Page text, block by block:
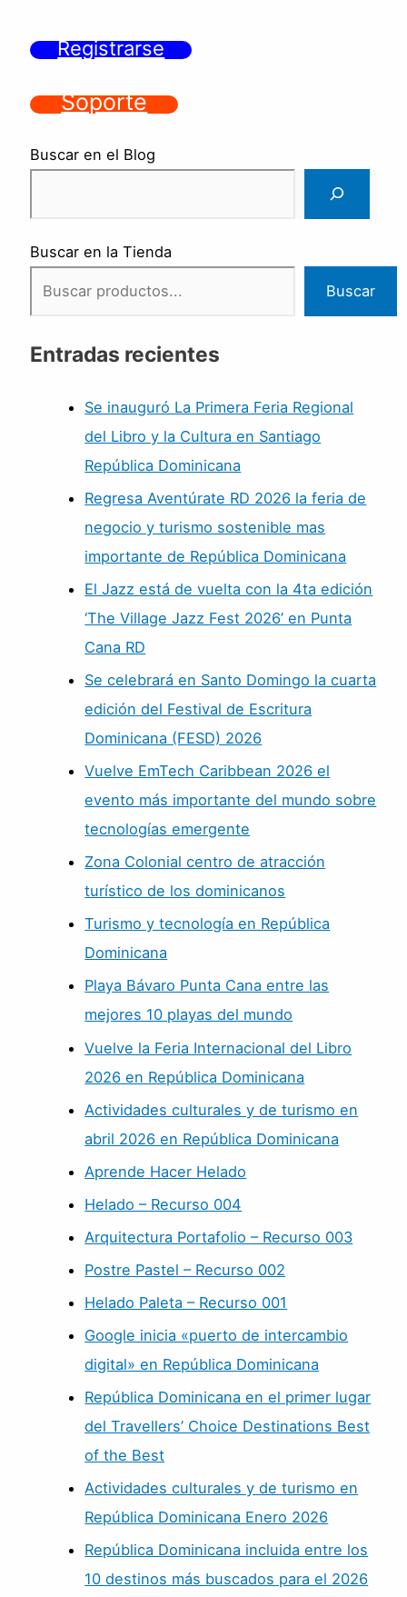
Registrarse
Soporte
Buscar en el Blog
Buscar en la Tienda
Buscar
Entradas recientes
Se inauguró La Primera Feria Regional
del Libro y la Cultura en Santiago
República Dominicana
Regresa Aventúrate RD 2026 la feria de
negocio y turismo sostenible mas
importante de República Dominicana
El Jazz está de vuelta con la 4ta edición
‘The Village Jazz Fest 2026’ en Punta
Cana RD
Se celebrará en Santo Domingo la cuarta
edición del Festival de Escritura
Dominicana (FESD) 2026
Vuelve EmTech Caribbean 2026 el
evento más importante del mundo sobre
tecnologías emergente
Zona Colonial centro de atracción
turístico de los dominicanos
Turismo y tecnología en República
Dominicana
Playa Bávaro Punta Cana entre las
mejores 10 playas del mundo
Vuelve la Feria Internacional del Libro
2026 en República Dominicana
Actividades culturales y de turismo en
abril 2026 en República Dominicana
Aprende Hacer Helado
Helado – Recurso 004
Arquitectura Portafolio – Recurso 003
Postre Pastel – Recurso 002
Helado Paleta – Recurso 001
Google inicia «puerto de intercambio
digital» en República Dominicana
República Dominicana en el primer lugar
del Travellers’ Choice Destinations Best
of the Best
Actividades culturales y de turismo en
República Dominicana Enero 2026
República Dominicana incluida entre los
10 destinos más buscados para el 2026